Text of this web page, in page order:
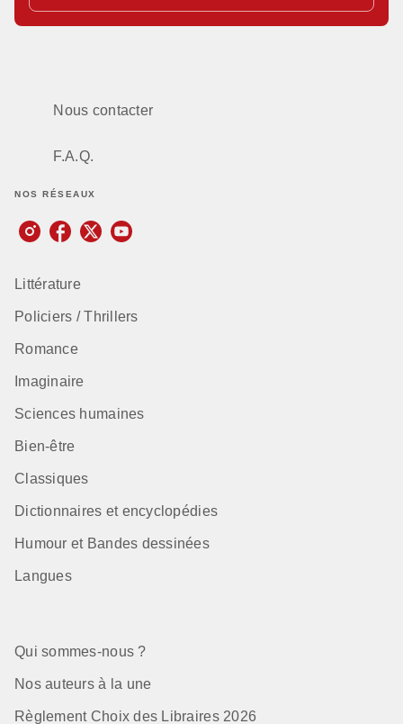
Nous contacter
F.A.Q.
NOS RÉSEAUX
Littérature
Policiers / Thrillers
Romance
Imaginaire
Sciences humaines
Bien-être
Classiques
Dictionnaires et encyclopédies
Humour et Bandes dessinées
Langues
Qui sommes-nous ?
Nos auteurs à la une
Règlement Choix des Libraires 2026